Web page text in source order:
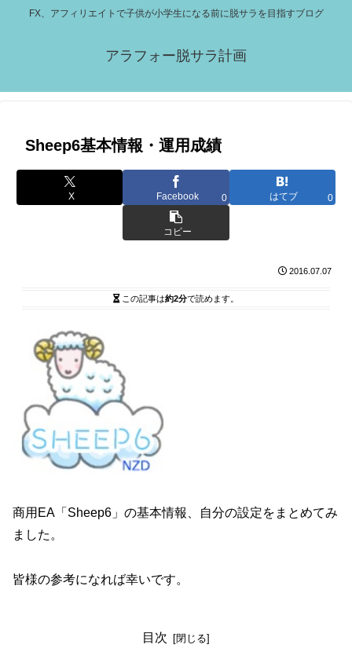
FX、アフィリエイトで子供が小学生になる前に脱サラを目指すブログ
アラフォー脱サラ計画
Sheep6基本情報・運用成績
X Facebook 0 はてブ 0
コピー
2016.07.07
この記事は約2分で読めます。
商用EA「Sheep6」の基本情報、自分の設定をまとめてみ
ました。
皆様の参考になれば幸いです。
目次